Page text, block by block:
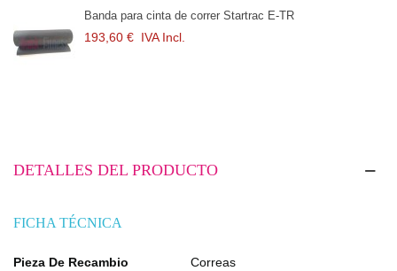
Banda para cinta de correr Startrac E-TR
193,60 € IVA Incl.
DETALLES DEL PRODUCTO
FICHA TÉCNICA
Pieza De Recambio Correas